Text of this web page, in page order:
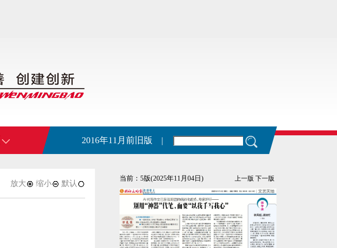
2016年11月前旧版 |
放大 缩小 默认
当前：5版(2025年11月04日) 上一版 下一版